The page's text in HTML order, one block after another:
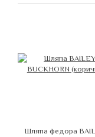
Шляпа федора